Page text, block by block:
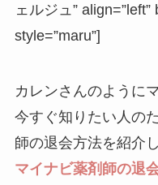
ェルジュ” align=”left”
style=”maru”]
カレンさんのように
今すぐ知りたい人の
師の退会方法を紹介し
マイナビ薬剤師の退